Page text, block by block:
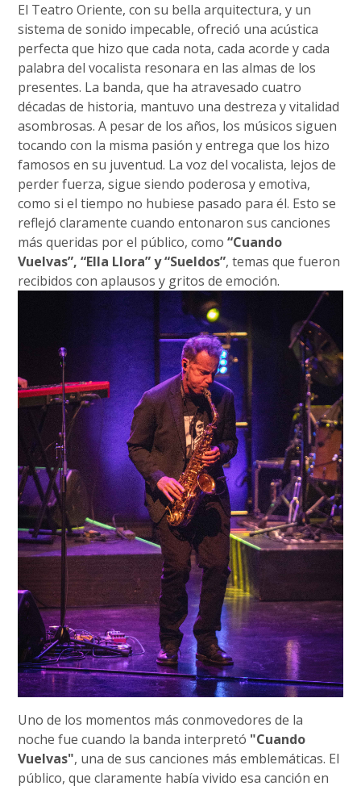
El Teatro Oriente, con su bella arquitectura, y un
sistema de sonido impecable, ofreció una acústica
perfecta que hizo que cada nota, cada acorde y cada
palabra del vocalista resonara en las almas de los
presentes. La banda, que ha atravesado cuatro
décadas de historia, mantuvo una destreza y vitalidad
asombrosas. A pesar de los años, los músicos siguen
tocando con la misma pasión y entrega que los hizo
famosos en su juventud. La voz del vocalista, lejos de
perder fuerza, sigue siendo poderosa y emotiva,
como si el tiempo no hubiese pasado para él. Esto se
reflejó claramente cuando entonaron sus canciones
más queridas por el público, como“Cuando
Vuelvas”, “Ella Llora” y “Sueldos”, temas que fueron
recibidos con aplausos y gritos de emoción.
Uno de los momentos más conmovedores de la
noche fue cuando la banda interpretó "Cuando
Vuelvas", una de sus canciones más emblemáticas. El
público, que claramente había vivido esa canción en